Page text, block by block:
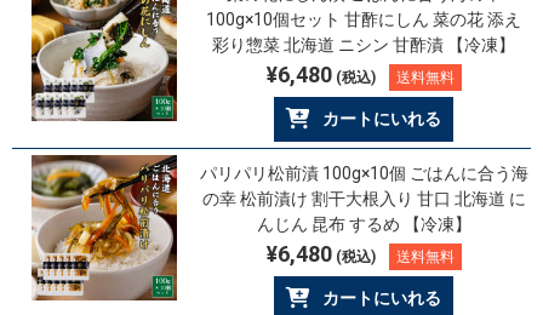
100g×10個セット 甘酢にしん 菜の花 添え
彩り惣菜 北海道 ニシン 甘酢漬 【冷凍】
¥6,480(税込) 送料無料
カートにいれる
パリパリ松前漬 100g×10個 ごはんに合う海
の幸 松前漬け 割干大根入り 甘口 北海道 に
んじん 昆布 するめ 【冷凍】
¥6,480(税込) 送料無料
カートにいれる